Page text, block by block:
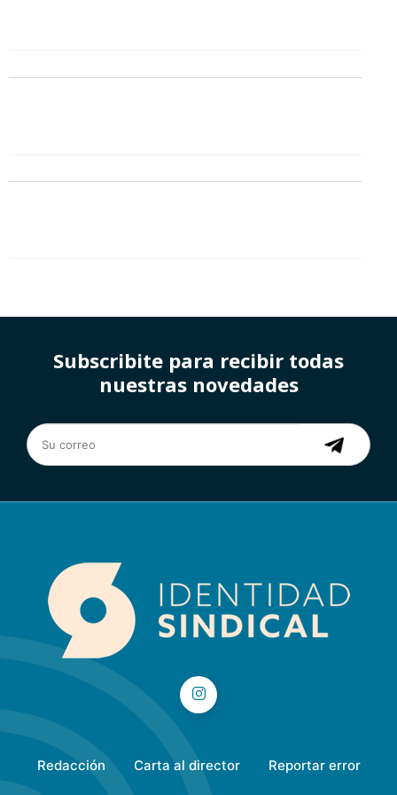
Subscribite para recibir todas
nuestras novedades
Redacción Carta al director Reportar error